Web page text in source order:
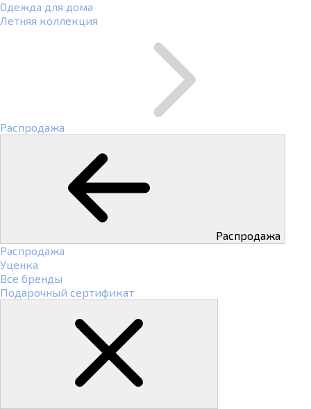
Одежда для дома
Летняя коллекция
Распродажа
Распродажа
Распродажа
Уценка
Все бренды
Подарочный сертификат